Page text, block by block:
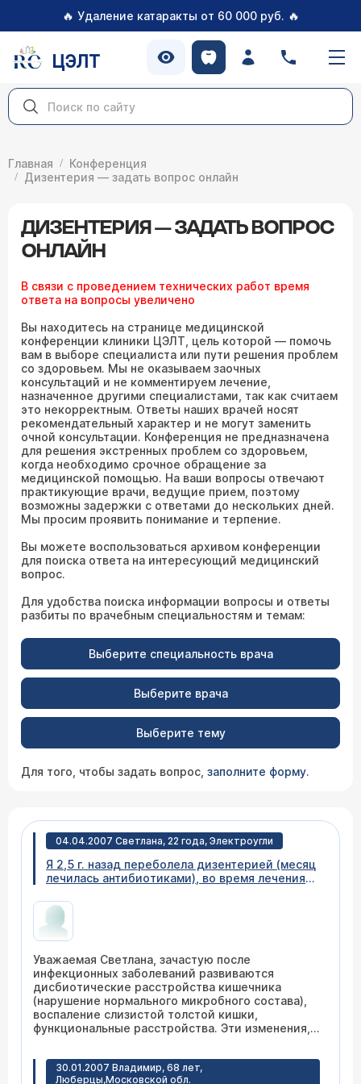
🔥 Удаление катаракты от 60 000 руб. 🔥
ЦЭЛТ
Главная
Конференция
Дизентерия — задать вопрос онлайн
ДИЗЕНТЕРИЯ — ЗАДАТЬ ВОПРОС
ОНЛАЙН
В связи с проведением технических работ время
ответа на вопросы увеличено
Вы находитесь на странице медицинской
конференции клиники ЦЭЛТ, цель которой — помочь
вам в выборе специалиста или пути решения проблем
со здоровьем. Мы не оказываем заочных
консультаций и не комментируем лечение,
назначенное другими специалистами, так как считаем
это некорректным. Ответы наших врачей носят
рекомендательный характер и не могут заменить
очной консультации. Конференция не предназначена
для решения экстренных проблем со здоровьем,
когда необходимо срочное обращение за
медицинской помощью. На ваши вопросы отвечают
практикующие врачи, ведущие прием, поэтому
возможны задержки с ответами до нескольких дней.
Мы просим проявить понимание и терпение.
Вы можете воспользоваться архивом конференции
для поиска ответа на интересующий медицинский
вопрос.
Для удобства поиска информации вопросы и ответы
разбиты по врачебным специальностям и темам:
Выберите специальность врача
Выберите врача
Выберите тему
Для того, чтобы задать вопрос, заполните форму.
04.04.2007 Светлана, 22 года, Электроугли
Я 2,5 г. назад переболела дизентерией (месяц
лечилась антибиотиками), во время лечения
проблемы с кишечником: периодически болит
с правой стороны внизу живота, иногда
бывает диарея, метеоризм! Препараты:
иногда бывает сильная, трудно даже поднять
ногу! Подскажите, пожалуйста, что это может
быть, и к какому врачу обратиться!
Уважаемая Светлана, зачастую после
инфекционных заболеваний развиваются
дисбиотические расстройства кишечника
(нарушение нормального микробного состава),
воспаление слизистой толстой кишки,
функциональные расстройства. Эти изменения,
расстройства купируются спазмолитиками, для
30.01.2007 Владимир, 68 лет,
Люберцы,Московской обл.